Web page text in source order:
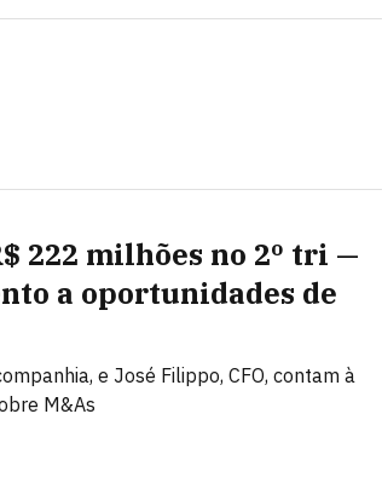
222 milhões no 2º tri —
a oportunidades de
e José Filippo, CFO, contam à
M&As